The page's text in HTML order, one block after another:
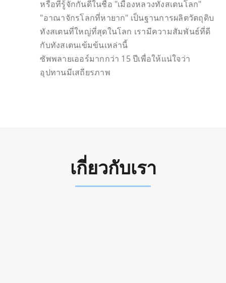
หรือที่รู้จักกันดีในชื่อ "เมืองหลวงทังสเตนโลก"
"อาณาจักรโลกที่หายาก" เป็นฐานการผลิตวัตถุดิบ
ทังสเตนที่ใหญ่ที่สุดในโลก เรามีความสัมพันธ์ที่ดี
กับทังสเตนเข้มข้นเหล่านี้
ซัพพลายเออร์มากกว่า 15 ปีเพื่อให้แน่ใจว่า
อุปทานมีเสถียรภาพ
เกี่ยวกับเรา